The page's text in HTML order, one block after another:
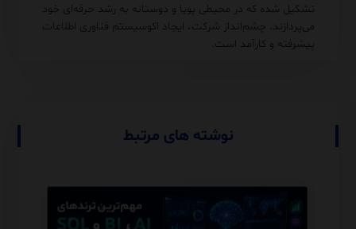
تشکیل شده که در محیطی پویا و دوستانه به رشد حرفه‌ای خود
می‌پردازند. چشم‌انداز شرکت، ایجاد اکوسیستم فناوری اطلاعات
پیشرفته و کارآمد است.
نوشته های مرتبط